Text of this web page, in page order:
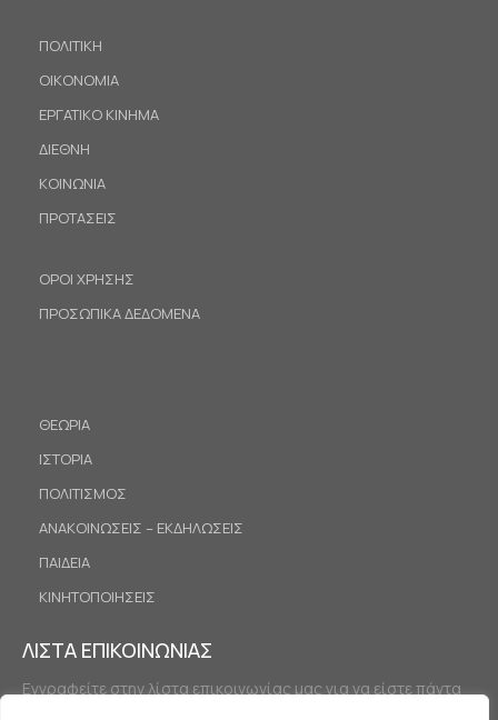
ΠΟΛΙΤΙΚΗ
ΟΙΚΟΝΟΜΙΑ
ΕΡΓΑΤΙΚΟ ΚΙΝΗΜΑ
ΔΙΕΘΝΗ
ΚΟΙΝΩΝΙΑ
ΠΡΟΤΑΣΕΙΣ
ΟΡΟΙ ΧΡΗΣΗΣ
ΠΡΟΣΩΠΙΚΑ ΔΕΔΟΜΕΝΑ
ΘΕΩΡΙΑ
ΙΣΤΟΡΙΑ
ΠΟΛΙΤΙΣΜΟΣ
ΑΝΑΚΟΙΝΩΣΕΙΣ – ΕΚΔΗΛΩΣΕΙΣ
ΠΑΙΔΕΙΑ
ΚΙΝΗΤΟΠΟΙΗΣΕΙΣ
ΛΙΣΤΑ ΕΠΙΚΟΙΝΩΝΙΑΣ
Εγγραφείτε στην λίστα επικοινωνίας μας για να είστε πάντα